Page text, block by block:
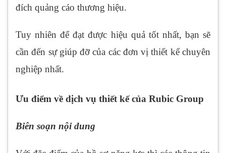
đích quảng cáo thương hiệu.
Tuy nhiên để đạt được hiệu quả tốt nhất, bạn sẽ
cần đến sự giúp đỡ của các đơn vị thiết kế chuyên
nghiệp nhất.
Ưu điểm về dịch vụ thiết kế của Rubic Group
Biên soạn nội dung